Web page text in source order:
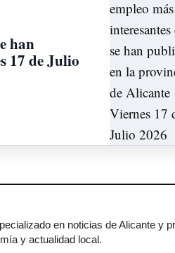
han
17 de Julio
en noticias de Alicante y
y actualidad local.